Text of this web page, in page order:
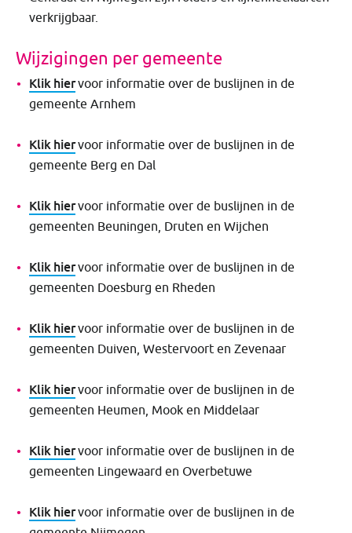
verkrijgbaar.
​Wijzigingen per gemeente
Klik hiervoor informatie over de buslijnen in de
gemeente Arnhem
Klik hiervoor informatie over de buslijnen in de
gemeente Berg en Dal
Klik hiervoor informatie over de buslijnen in de
gemeenten Beuningen, Druten en Wijchen
Klik hiervoor informatie over de buslijnen in de
gemeenten Doesburg en Rheden
Klik hiervoor informatie over de buslijnen in de
gemeenten Duiven, Westervoort en Zevenaar
Klik hiervoor informatie over de buslijnen in de
gemeenten Heumen, Mook en Middelaar
Klik hiervoor informatie over de buslijnen in de
gemeenten Lingewaard en Overbetuwe
Klik hiervoor informatie over de buslijnen in de